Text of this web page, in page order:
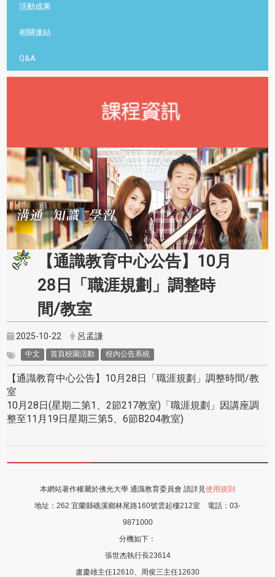
活動成果
相關連結
Q&A
【通識教育中心公告】10月
28日「職涯規劃」調整時
間/教室
2025-10-22 呂孟謙
中文 首頁校園活動 校內公告系統
【通識教育中心公告】10月28日「職涯規劃」調整時間/教
室
10月28日(星期二第1、2節217教室)「職涯規劃」因講座調
整至11月19日星期三第5、6節B204教室)
本網站著作權屬於佛光大學 通識教育委員會 請詳見使用規則
地址： 262 宜蘭縣礁溪鄉林尾路160號雲起樓212室 電話： 03-
9871000
分機如下：
張世杰執行長23614
盧慶雄主任12610、周俊三主任12630